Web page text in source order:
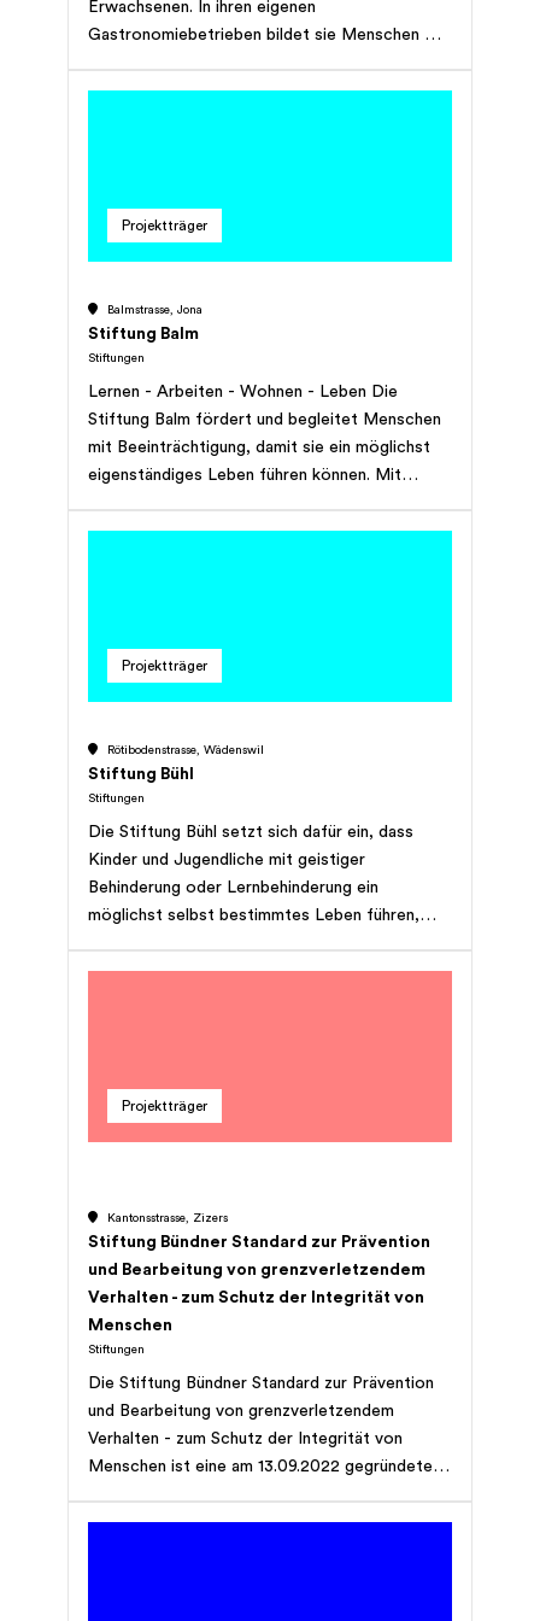
Erwachsenen. In ihren eigenen
Gastronomiebetrieben bildet sie Menschen mit
über 100 Erwachsenen mit einem
selbstbestimmtes (Berufs-)Leben.
Projektträger
Balmstrasse, Jona
Stiftung Balm
Stiftungen
Lernen - Arbeiten - Wohnen - Leben Die
Stiftung Balm fördert und begleitet Menschen
mit Beeinträchtigung, damit sie ein möglichst
eigenständiges Leben führen können. Mit
die Stiftung Balm individuell auf die Bedürfnisse
Projektträger
Rötibodenstrasse, Wädenswil
Stiftung Bühl
Stiftungen
Die Stiftung Bühl setzt sich dafür ein, dass
Kinder und Jugendliche mit geistiger
Behinderung oder Lernbehinderung ein
möglichst selbst bestimmtes Leben führen,
Gesellschaft teilhaben können. Das Angebot
sowie berufliche Ausbildung in den acht
Projektträger
Kantonsstrasse, Zizers
Stiftung Bündner Standard zur Prävention
und Bearbeitung von grenzverletzendem
Verhalten - zum Schutz der Integrität von
Menschen
Stiftungen
Die Stiftung Bündner Standard zur Prävention
und Bearbeitung von grenzverletzendem
Verhalten - zum Schutz der Integrität von
Menschen ist eine am 13.09.2022 gegründete
Die gemeinnützige Stiftung bezweckt die